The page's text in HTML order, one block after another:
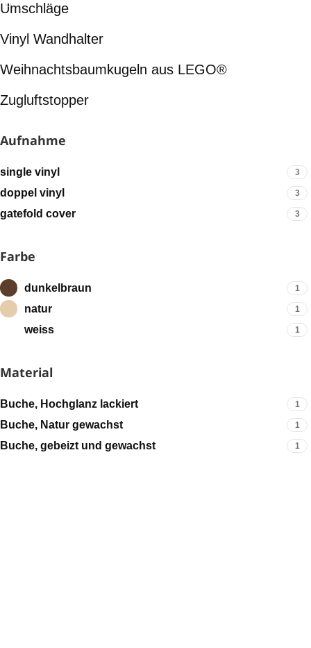
Umschläge
Vinyl Wandhalter
Weihnachtsbaumkugeln aus LEGO®
Zugluftstopper
Aufnahme
single vinyl 3
doppel vinyl 3
gatefold cover 3
Farbe
dunkelbraun 1
natur 1
weiss 1
Material
Buche, Hochglanz lackiert 1
Buche, Natur gewachst 1
Buche, gebeizt und gewachst 1